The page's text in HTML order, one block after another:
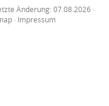
Änderung: 07.08.2026 ·
· Impressum